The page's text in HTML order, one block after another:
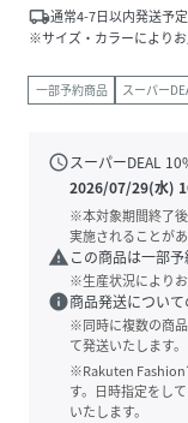
local_shipping通常4-7日以内発送予定
※サイズ・カラーによりお
一部予約商品 スーパー
scheduleスーパーDEAL 10
2026/07/29(水)
※本対象期間終了
実施されることがあ
warning この商品は一部予
※生産状況によりお
info商品発送について
※同時に複数の商
て発送いたします。
※Rakuten Fashion
す。日時指定をし
いたします。